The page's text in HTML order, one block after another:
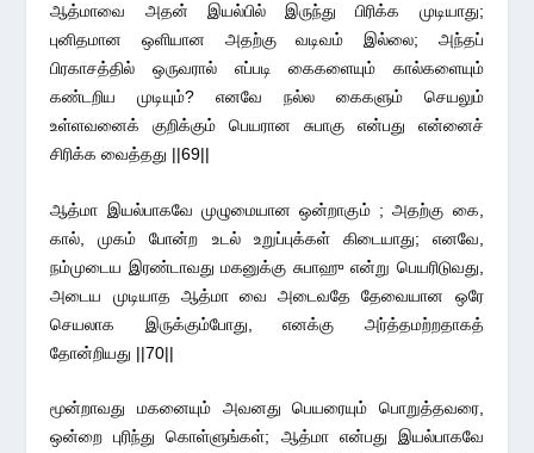
ஆத்மாவை அதன் இயல்பில் இருந்து பிரிக்க முடியாது;
புனிதமான ஒளியான அதற்கு வடிவம் இல்லை; அந்தப்
பிரகாசத்தில் ஒருவரால் எப்படி கைகளையும் கால்களையும்
கண்டறிய முடியும்? எனவே நல்ல கைகளும் செயலும்
உள்ளவனைக் குறிக்கும் பெயரான சுபாகு என்பது என்னைச்
சிரிக்க வைத்தது ||69||
ஆத்மா இயல்பாகவே முழுமையான ஒன்றாகும் ; அதற்கு கை,
கால், முகம் போன்ற உடல் உறுப்புக்கள் கிடையாது; எனவே,
நம்முடைய இரண்டாவது மகனுக்கு சுபாஹு என்று பெயரிடுவது,
அடைய முடியாத ஆத்மா வை அடைவதே தேவையான ஒரே
செயலாக இருக்கும்போது, எனக்கு அர்த்தமற்றதாகத்
தோன்றியது ||70||
மூன்றாவது மகனையும் அவனது பெயரையும் பொறுத்தவரை,
ஒன்றை புரிந்து கொள்ளுங்கள்; ஆத்மா என்பது இயல்பாகவே